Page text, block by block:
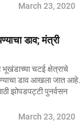
March 23, 2020
डाव; मंत्री
चटई क्षेत्राचे
डाव आखला जात आहे.
झोपडपट्टी पुनर्वसन
March 23, 2020